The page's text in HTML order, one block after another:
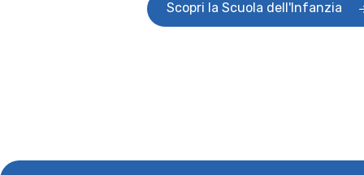
Scopri la Scuola dell'Infanzia